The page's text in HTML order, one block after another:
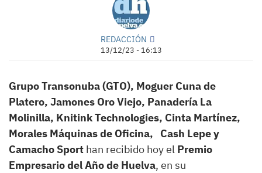
REDACCIÓN
13/12/23 - 16:13
Grupo Transonuba (GTO), Moguer Cuna de
Platero, Jamones Oro Viejo, Panadería La
Molinilla, Knitink Technologies, Cinta Martínez,
Morales Máquinas de Oficina, Cash Lepe y
Camacho Sport han recibido hoy el Premio
Empresario del Año de Huelva, en su